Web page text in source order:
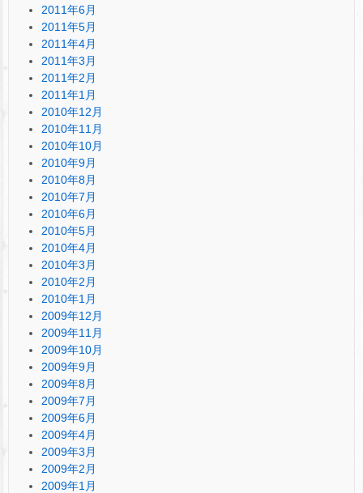
2011年6月
2011年5月
2011年4月
2011年3月
2011年2月
2011年1月
2010年12月
2010年11月
2010年10月
2010年9月
2010年8月
2010年7月
2010年6月
2010年5月
2010年4月
2010年3月
2010年2月
2010年1月
2009年12月
2009年11月
2009年10月
2009年9月
2009年8月
2009年7月
2009年6月
2009年4月
2009年3月
2009年2月
2009年1月